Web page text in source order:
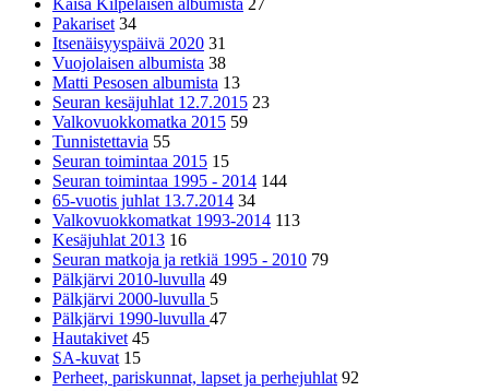
Kaisa Kilpeläisen albumista 27
Pakariset 34
Itsenäisyyspäivä 2020 31
Vuojolaisen albumista 38
Matti Pesosen albumista 13
Seuran kesäjuhlat 12.7.2015 23
Valkovuokkomatka 2015 59
Tunnistettavia 55
Seuran toimintaa 2015 15
Seuran toimintaa 1995 - 2014 144
65-vuotis juhlat 13.7.2014 34
Valkovuokkomatkat 1993-2014 113
Kesäjuhlat 2013 16
Seuran matkoja ja retkiä 1995 - 2010 79
Pälkjärvi 2010-luvulla 49
Pälkjärvi 2000-luvulla 5
Pälkjärvi 1990-luvulla 47
Hautakivet 45
SA-kuvat 15
Perheet, pariskunnat, lapset ja perhejuhlat 92